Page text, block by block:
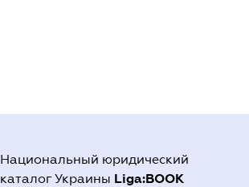
Национальный юридический
каталог Украины Liga:BOOK